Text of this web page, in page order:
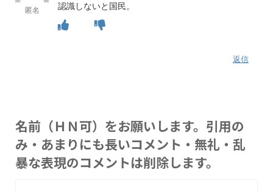
匿名
認識しないと国民。
返信
名前（ＨＮ可）をお願いします。引用の
み・あまりにも長いコメント・無礼・乱
暴な表現のコメントは削除します。